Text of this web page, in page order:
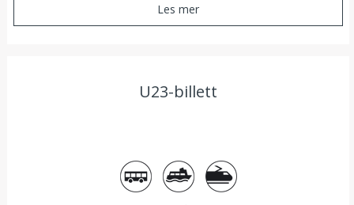
Les mer
U23-billett
Buss Båt Tog